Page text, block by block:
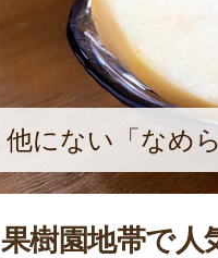
他にない「なめ
果樹園地帯で人